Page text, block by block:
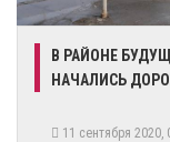
В РАЙОНЕ
НАЧАЛИСЬ
11 сентября 2020,